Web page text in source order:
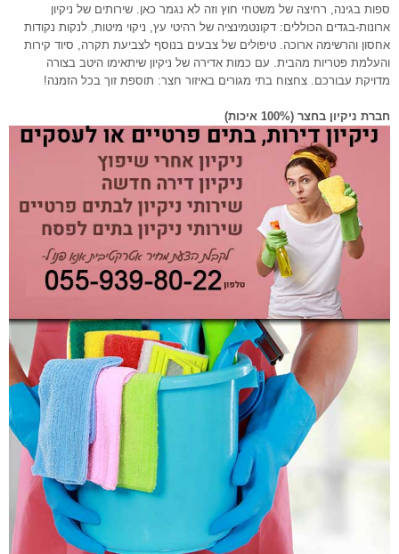
ספות בגינה, רחיצה של משטחי חוץ וזה לא נגמר כאן. שירותים של ניקיון
ארונות-בגדים הכוללים: דקונטמינציה של רהיטי עץ, ניקוי מיטות, לנקות נקודות
אחסון והרשימה ארוכה. טיפולים של צבעים בנוסף לצביעת תקרה, סיוד קירות
והעלמת פטריות מהבית. עם כמות אדירה של ניקיון שיתאימו היטב בצורה
מדויקת עבורכם. צחצוח בתי מגורים באיזור חצר: תוספת זוך בכל הזמנה!
חברת ניקיון בחצר (100% איכות)